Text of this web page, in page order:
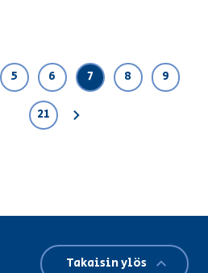
5 6 7 8 9
21
Takaisin ylös